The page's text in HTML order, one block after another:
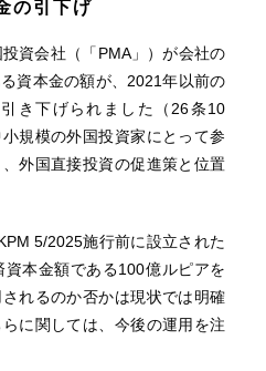
の引下げ
資会社（「PMA」）が会社の
資本金の額が、2021年以前の
き下げられました（26条10
規模の外国投資家にとって参
外国直接投資の促進策と位置
5/2025施行前に設立された
本金額である100億ルピアを
れるのか否かは現状では明確
に関しては、今後の運用を注